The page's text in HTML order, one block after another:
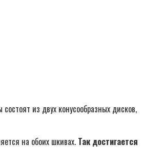
из двух конусообразных дисков,
на обоих шкивах. Так достигается